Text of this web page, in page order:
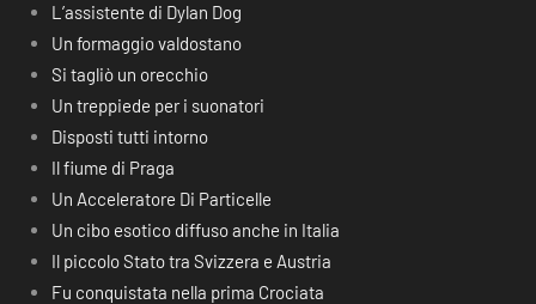
L’assistente di Dylan Dog
Un formaggio valdostano
Si tagliò un orecchio
Un treppiede per i suonatori
Disposti tutti intorno
Il fiume di Praga
Un Acceleratore Di Particelle
Un cibo esotico diffuso anche in Italia
Il piccolo Stato tra Svizzera e Austria
Fu conquistata nella prima Crociata